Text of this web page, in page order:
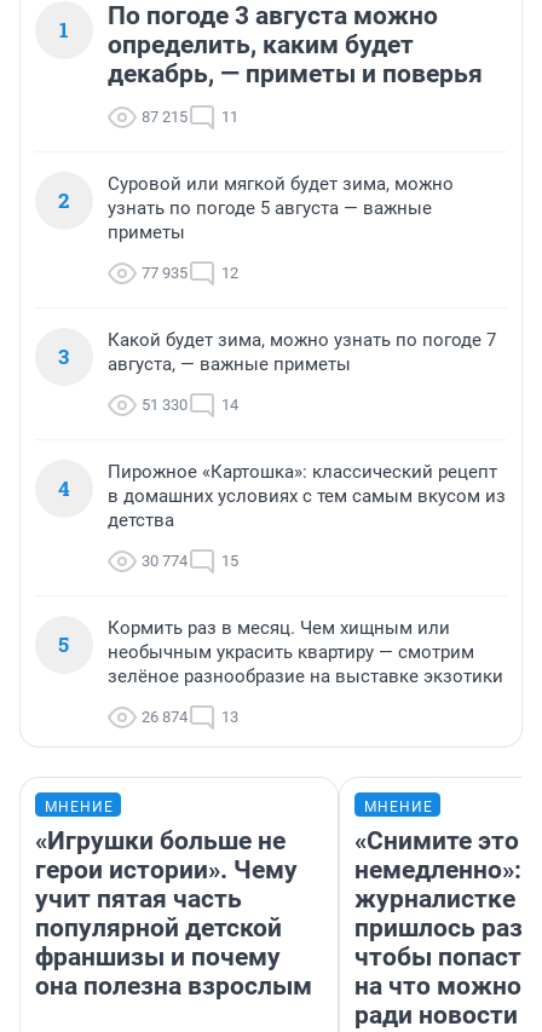
1
По погоде 3 августа можно
определить, каким будет
декабрь, — приметы и поверья
87 215 11
2
Суровой или мягкой будет зима, можно
узнать по погоде 5 августа — важные
приметы
77 935 12
3
Какой будет зима, можно узнать по погоде 7
августа, — важные приметы
51 330 14
4
Пирожное «Картошка»: классический рецепт
в домашних условиях с тем самым вкусом из
детства
30 774 15
5
Кормить раз в месяц. Чем хищным или
необычным украсить квартиру — смотрим
зелёное разнообразие на выставке экзотики
26 874 13
МНЕНИЕ
«Игрушки больше не
герои истории». Чему
учит пятая часть
популярной детской
франшизы и почему
она полезна взрослым
МНЕНИЕ
«Снимите это
немедленно»:
журналистке
пришлось
чтобы попасть
на что можно
ради новости